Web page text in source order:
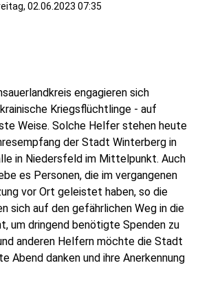
02.06.2023 07:35
engagieren sich
Kriegsflüchtlinge - auf
Weise. Solche Helfer stehen heute
der Stadt Winterberg in
in Niedersfeld im Mittelpunkt. Auch
es Personen, die im vergangenen
vor Ort geleistet haben, so die
sich auf den gefährlichen Weg in die
um dringend benötigte Spenden zu
anderen Helfern möchte die Stadt
Abend danken und ihre Anerkennung